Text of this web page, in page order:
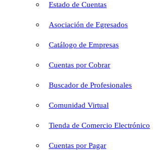
Estado de Cuentas
Asociación de Egresados
Catálogo de Empresas
Cuentas por Cobrar
Buscador de Profesionales
Comunidad Virtual
Tienda de Comercio Electrónico
Cuentas por Pagar